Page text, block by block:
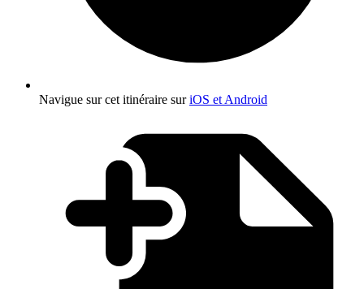
Navigue sur cet itinéraire suriOS et Android